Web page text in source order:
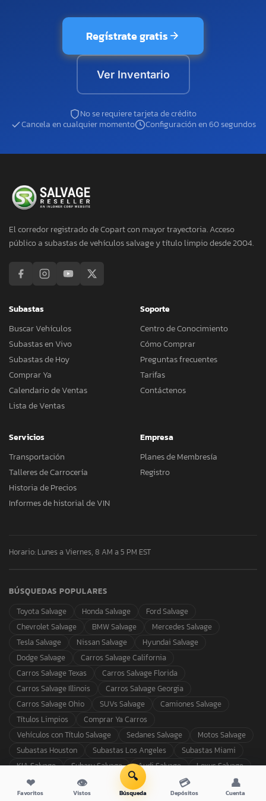
Regístrate gratis
Ver Inventario
No se requiere tarjeta de crédito
Cancela en cualquier momento
Configuración en 60 segundos
El corredor registrado de Copart con mayor trayectoria. Acceso
público a subastas de vehículos salvage y título limpio desde 2004.
Subastas
Buscar Vehículos
Subastas en Vivo
Subastas de Hoy
Comprar Ya
Calendario de Ventas
Lista de Ventas
Soporte
Centro de Conocimiento
Cómo Comprar
Preguntas frecuentes
Tarifas
Contáctenos
Servicios
Transportación
Talleres de Carrocería
Historia de Precios
Informes de historial de VIN
Empresa
Planes de Membresía
Registro
Horario: Lunes a Viernes, 8 AM a 5 PM EST
BÚSQUEDAS POPULARES
Toyota Salvage
Honda Salvage
Ford Salvage
Chevrolet Salvage
BMW Salvage
Mercedes Salvage
Tesla Salvage
Nissan Salvage
Hyundai Salvage
Dodge Salvage
Carros Salvage California
Carros Salvage Texas
Carros Salvage Florida
Carros Salvage Illinois
Carros Salvage Georgia
Carros Salvage Ohio
SUVs Salvage
Camiones Salvage
Títulos Limpios
Comprar Ya Carros
Vehículos con Título Salvage
Sedanes Salvage
Motos Salvage
Subastas Houston
Subastas Los Angeles
Subastas Miami
KIA Salvage
Subaru Salvage Audi Salvage Lexus Salvage
❤
Favoritos
👁
Vistos
🔍
Búsqueda
💳
Depósitos
👤
Cuenta